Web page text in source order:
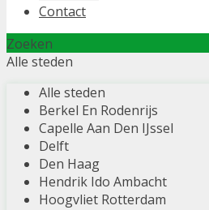
Contact
Zoeken
Alle steden
Alle steden
Berkel En Rodenrijs
Capelle Aan Den IJssel
Delft
Den Haag
Hendrik Ido Ambacht
Hoogvliet Rotterdam